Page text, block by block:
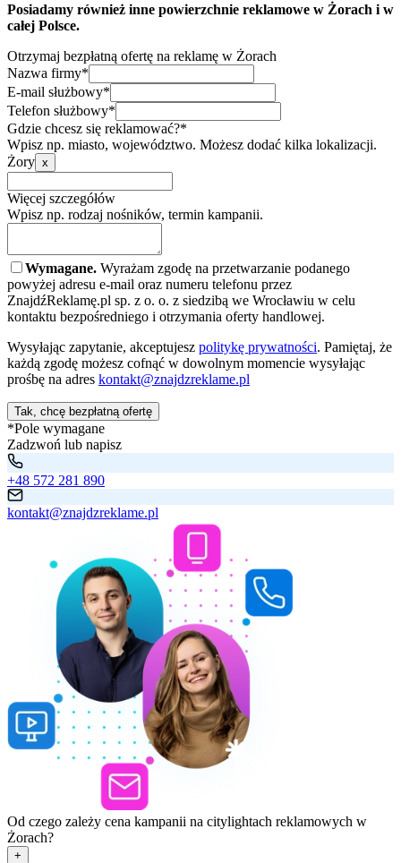
Posiadamy również inne powierzchnie reklamowe w Żorach i w
całej Polsce.
Otrzymaj bezpłatną ofertę na reklamę w Żorach
Nazwa firmy*
E-mail służbowy*
Telefon służbowy*
Gdzie chcesz się reklamować?*
Wpisz np. miasto, województwo. Możesz dodać kilka lokalizacji.
Żory x
Więcej szczegółów
Wpisz np. rodzaj nośników, termin kampanii.
Wymagane. Wyrażam zgodę na przetwarzanie podanego
powyżej adresu e-mail oraz numeru telefonu przez
ZnajdźReklamę.pl sp. z o. o. z siedzibą we Wrocławiu w celu
kontaktu bezpośredniego i otrzymania oferty handlowej.
Wysyłając zapytanie, akceptujesz politykę prywatności. Pamiętaj, że
każdą zgodę możesz cofnąć w dowolnym momencie wysyłając
prośbę na adres kontakt@znajdzreklame.pl
Tak, chcę bezpłatną ofertę
*Pole wymagane
Zadzwoń lub napisz
+48 572 281 890
kontakt@znajdzreklame.pl
Od czego zależy cena kampanii na citylightach reklamowych w
Żorach?
+